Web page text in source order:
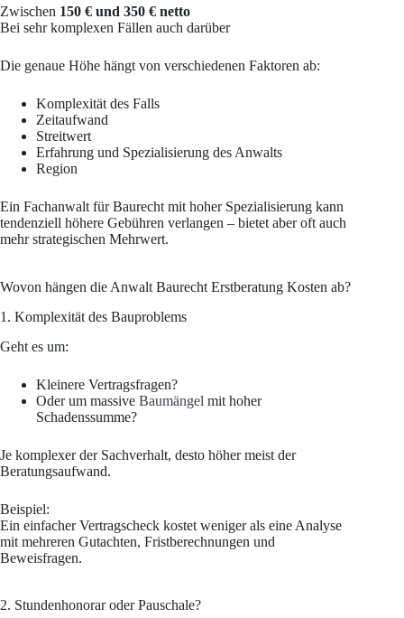
Zwischen 150 € und 350 € netto
Bei sehr komplexen Fällen auch darüber
Die genaue Höhe hängt von verschiedenen Faktoren ab:
Komplexität des Falls
Zeitaufwand
Streitwert
Erfahrung und Spezialisierung des Anwalts
Region
Ein Fachanwalt für Baurecht mit hoher Spezialisierung kann
tendenziell höhere Gebühren verlangen – bietet aber oft auch
mehr strategischen Mehrwert.
Wovon hängen die Anwalt Baurecht Erstberatung Kosten ab?
1. Komplexität des Bauproblems
Geht es um:
Kleinere Vertragsfragen?
Oder um massive Baumängel mit hoher
Schadenssumme?
Je komplexer der Sachverhalt, desto höher meist der
Beratungsaufwand.
Beispiel:
Ein einfacher Vertragscheck kostet weniger als eine Analyse
mit mehreren Gutachten, Fristberechnungen und
Beweisfragen.
2. Stundenhonorar oder Pauschale?